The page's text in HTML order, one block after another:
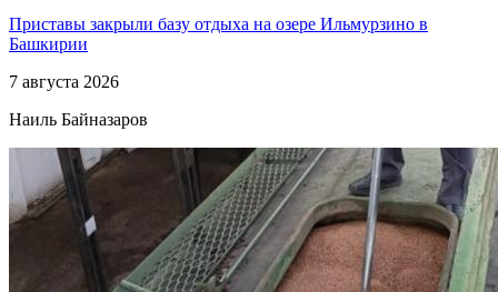
Приставы закрыли базу отдыха на озере Ильмурзино в
Башкирии
7 августа 2026
Наиль Байназаров